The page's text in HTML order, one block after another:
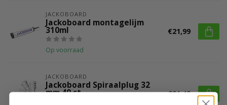
JACKOBOARD
Jackoboard montagelijm
310ml
Op voorraad
€21,99
JACKOBOARD
Jackoboard Spiraalplug 32
mm 40 st. €21,42